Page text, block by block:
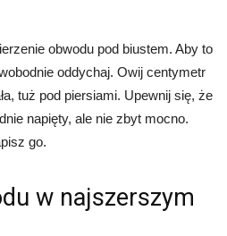
obwodu pod biustem. Aby to
oddychaj. Owij centymetr
tuż pod piersiami. Upewnij się, że
napięty, ale nie zbyt mocno.
go.
w najszerszym